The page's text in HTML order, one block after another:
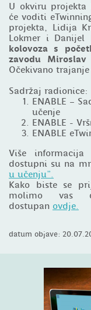
U okviru projekta
će voditi
projekta, Lidija
Lokmer i Danijel
kolovoza s
zavodu Miroslav
Očekivano
Sadržaj radionice:
ENABLE –
učenje
ENABLE -
ENABLE
Više
dostupni su na
u učenju".
Kako biste se
molimo vas
dostupan ovdje.
datum objave: